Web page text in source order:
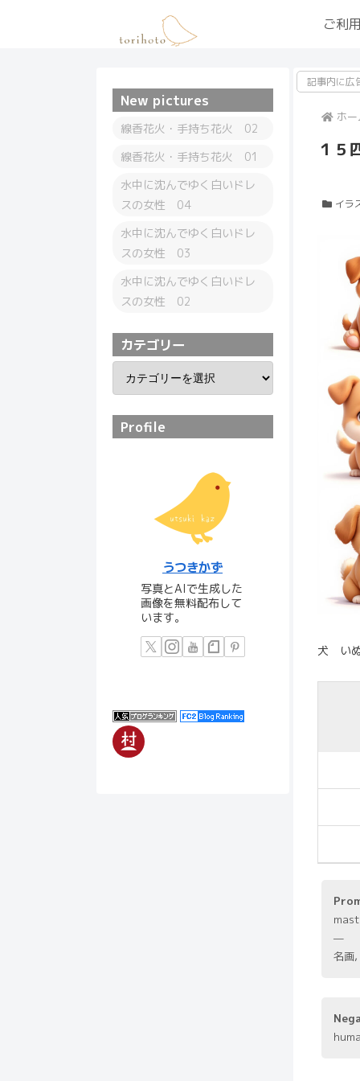
ご利
記事内に広
ホ
１５
イラ
犬 い
—
名画
New pictures
線香花火・手持ち花火 02
線香花火・手持ち花火 01
水中に沈んでゆく白いドレ
スの女性 04
水中に沈んでゆく白いドレ
スの女性 03
水中に沈んでゆく白いドレ
スの女性 02
カテゴリー
Profile
うつきかず
写真とAIで生成した
画像を無料配布して
います。